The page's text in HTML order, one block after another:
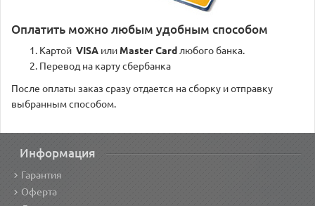
Оплатить можно любым удобным способом
Картой VISA или Master Card любого банка.
Перевод на карту сбербанка
После оплаты заказ сразу отдается на сборку и отправку
выбранным способом.
Информация
Гарантия
Оферта